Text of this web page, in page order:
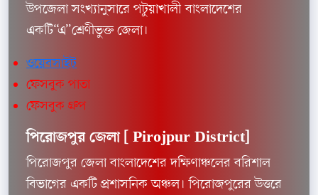
উপজেলা সংখ্যানুসারে পটুয়াখালী বাংলাদেশের
একটি“এ”শ্রেণীভুক্ত জেলা।
ওয়েবসাইট
ফেসবুক পাতা
ফেসবুক গ্রুপ
পিরোজপুর জেলা [ Pirojpur District]
পিরোজপুর জেলা বাংলাদেশের দক্ষিণাঞ্চলের বরিশাল
বিভাগের একটি প্রশাসনিক অঞ্চল। পিরোজপুরের উত্তরে